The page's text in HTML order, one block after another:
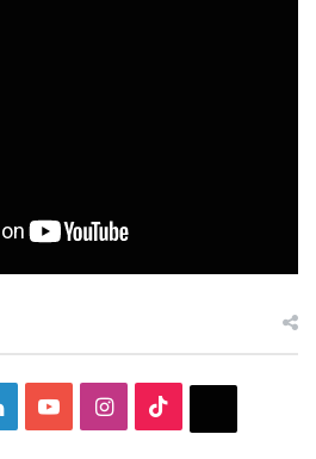
LinkedInYouTubeInstagram